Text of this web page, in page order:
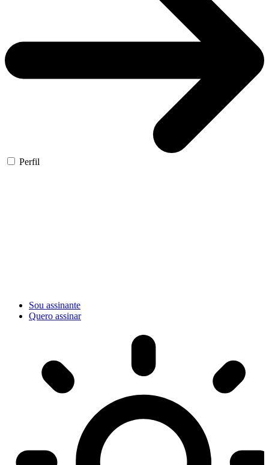
Perfil
Sou assinante
Quero assinar